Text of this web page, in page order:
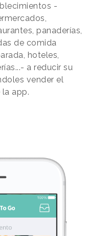
-
panaderías,
de comida
hoteles,
a reducir su
vender el
app.